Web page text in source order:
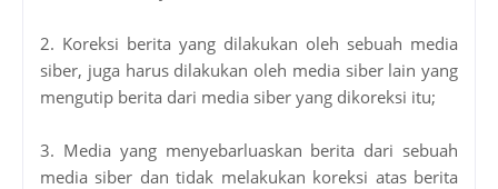
2. Koreksi berita yang dilakukan oleh sebuah media
siber, juga harus dilakukan oleh media siber lain yang
mengutip berita dari media siber yang dikoreksi itu;
3. Media yang menyebarluaskan berita dari sebuah
media siber dan tidak melakukan koreksi atas berita